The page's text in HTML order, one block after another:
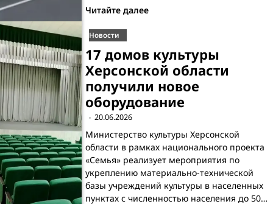
Читайте далее
Новости
17 домов культуры
Херсонской области
получили новое
оборудование
20.06.2026
Министерство культуры Херсонской
области в рамках национального проекта
«Семья» реализует мероприятия по
укреплению материально-технической
базы учреждений культуры в населенных
пунктах с численностью населения до 50…